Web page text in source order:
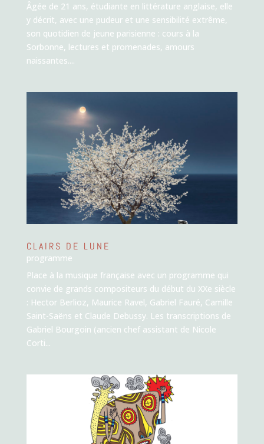
Âgée de 21 ans, étudiante en littérature anglaise, elle
y décrit, avec une pudeur et une sensibilité extrême,
son quotidien de jeune parisienne : cours à la
Sorbonne, lectures et promenades, amours
naissantes....
CLAIRS DE LUNE
programme
Place à la musique française avec un programme qui
convie de grands compositeurs du début du XXe siècle
: Hector Berlioz, Maurice Ravel, Gabriel Fauré, Camille
Saint-Saëns et Claude Debussy. Les transcriptions de
Gabriel Bourgoin (ancien chef assistant de Nicole
Corti...